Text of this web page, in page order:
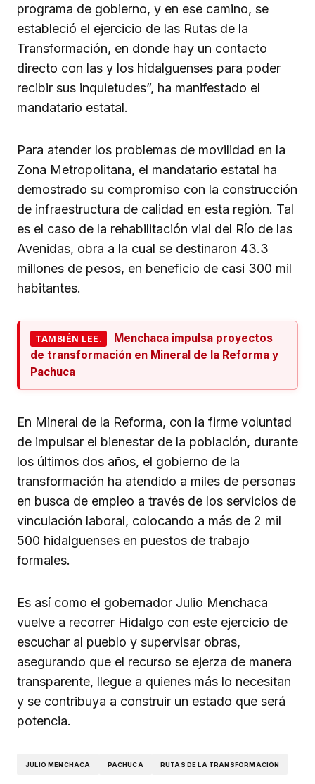
programa de gobierno, y en ese camino, se
estableció el ejercicio de las Rutas de la
Transformación, en donde hay un contacto
directo con las y los hidalguenses para poder
recibir sus inquietudes”, ha manifestado el
mandatario estatal.
Para atender los problemas de movilidad en la
Zona Metropolitana, el mandatario estatal ha
demostrado su compromiso con la construcción
de infraestructura de calidad en esta región. Tal
es el caso de la rehabilitación vial del Río de las
Avenidas, obra a la cual se destinaron 43.3
millones de pesos, en beneficio de casi 300 mil
habitantes.
TAMBIÉN LEE.
Menchaca impulsa proyectos
de transformación en Mineral de la Reforma y
Pachuca
En Mineral de la Reforma, con la firme voluntad
de impulsar el bienestar de la población, durante
los últimos dos años, el gobierno de la
transformación ha atendido a miles de personas
en busca de empleo a través de los servicios de
vinculación laboral, colocando a más de 2 mil
500 hidalguenses en puestos de trabajo
formales.
Es así como el gobernador Julio Menchaca
vuelve a recorrer Hidalgo con este ejercicio de
escuchar al pueblo y supervisar obras,
asegurando que el recurso se ejerza de manera
transparente, llegue a quienes más lo necesitan
y se contribuya a construir un estado que será
potencia.
JULIO MENCHACA PACHUCA RUTAS DE LA TRANSFORMACIÓN